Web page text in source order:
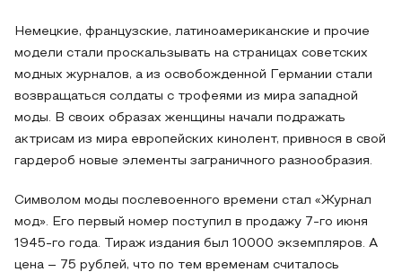
Немецкие, французские, латиноамериканские и прочие
модели стали проскальзывать на страницах советских
модных журналов, а из освобожденной Германии стали
возвращаться солдаты с трофеями из мира западной
моды. В своих образах женщины начали подражать
актрисам из мира европейских кинолент, привнося в свой
гардероб новые элементы заграничного разнообразия.
Символом моды послевоенного времени стал «Журнал
мод». Его первый номер поступил в продажу 7-го июня
1945-го года. Тираж издания был 10000 экземпляров. А
цена – 75 рублей, что по тем временам считалось